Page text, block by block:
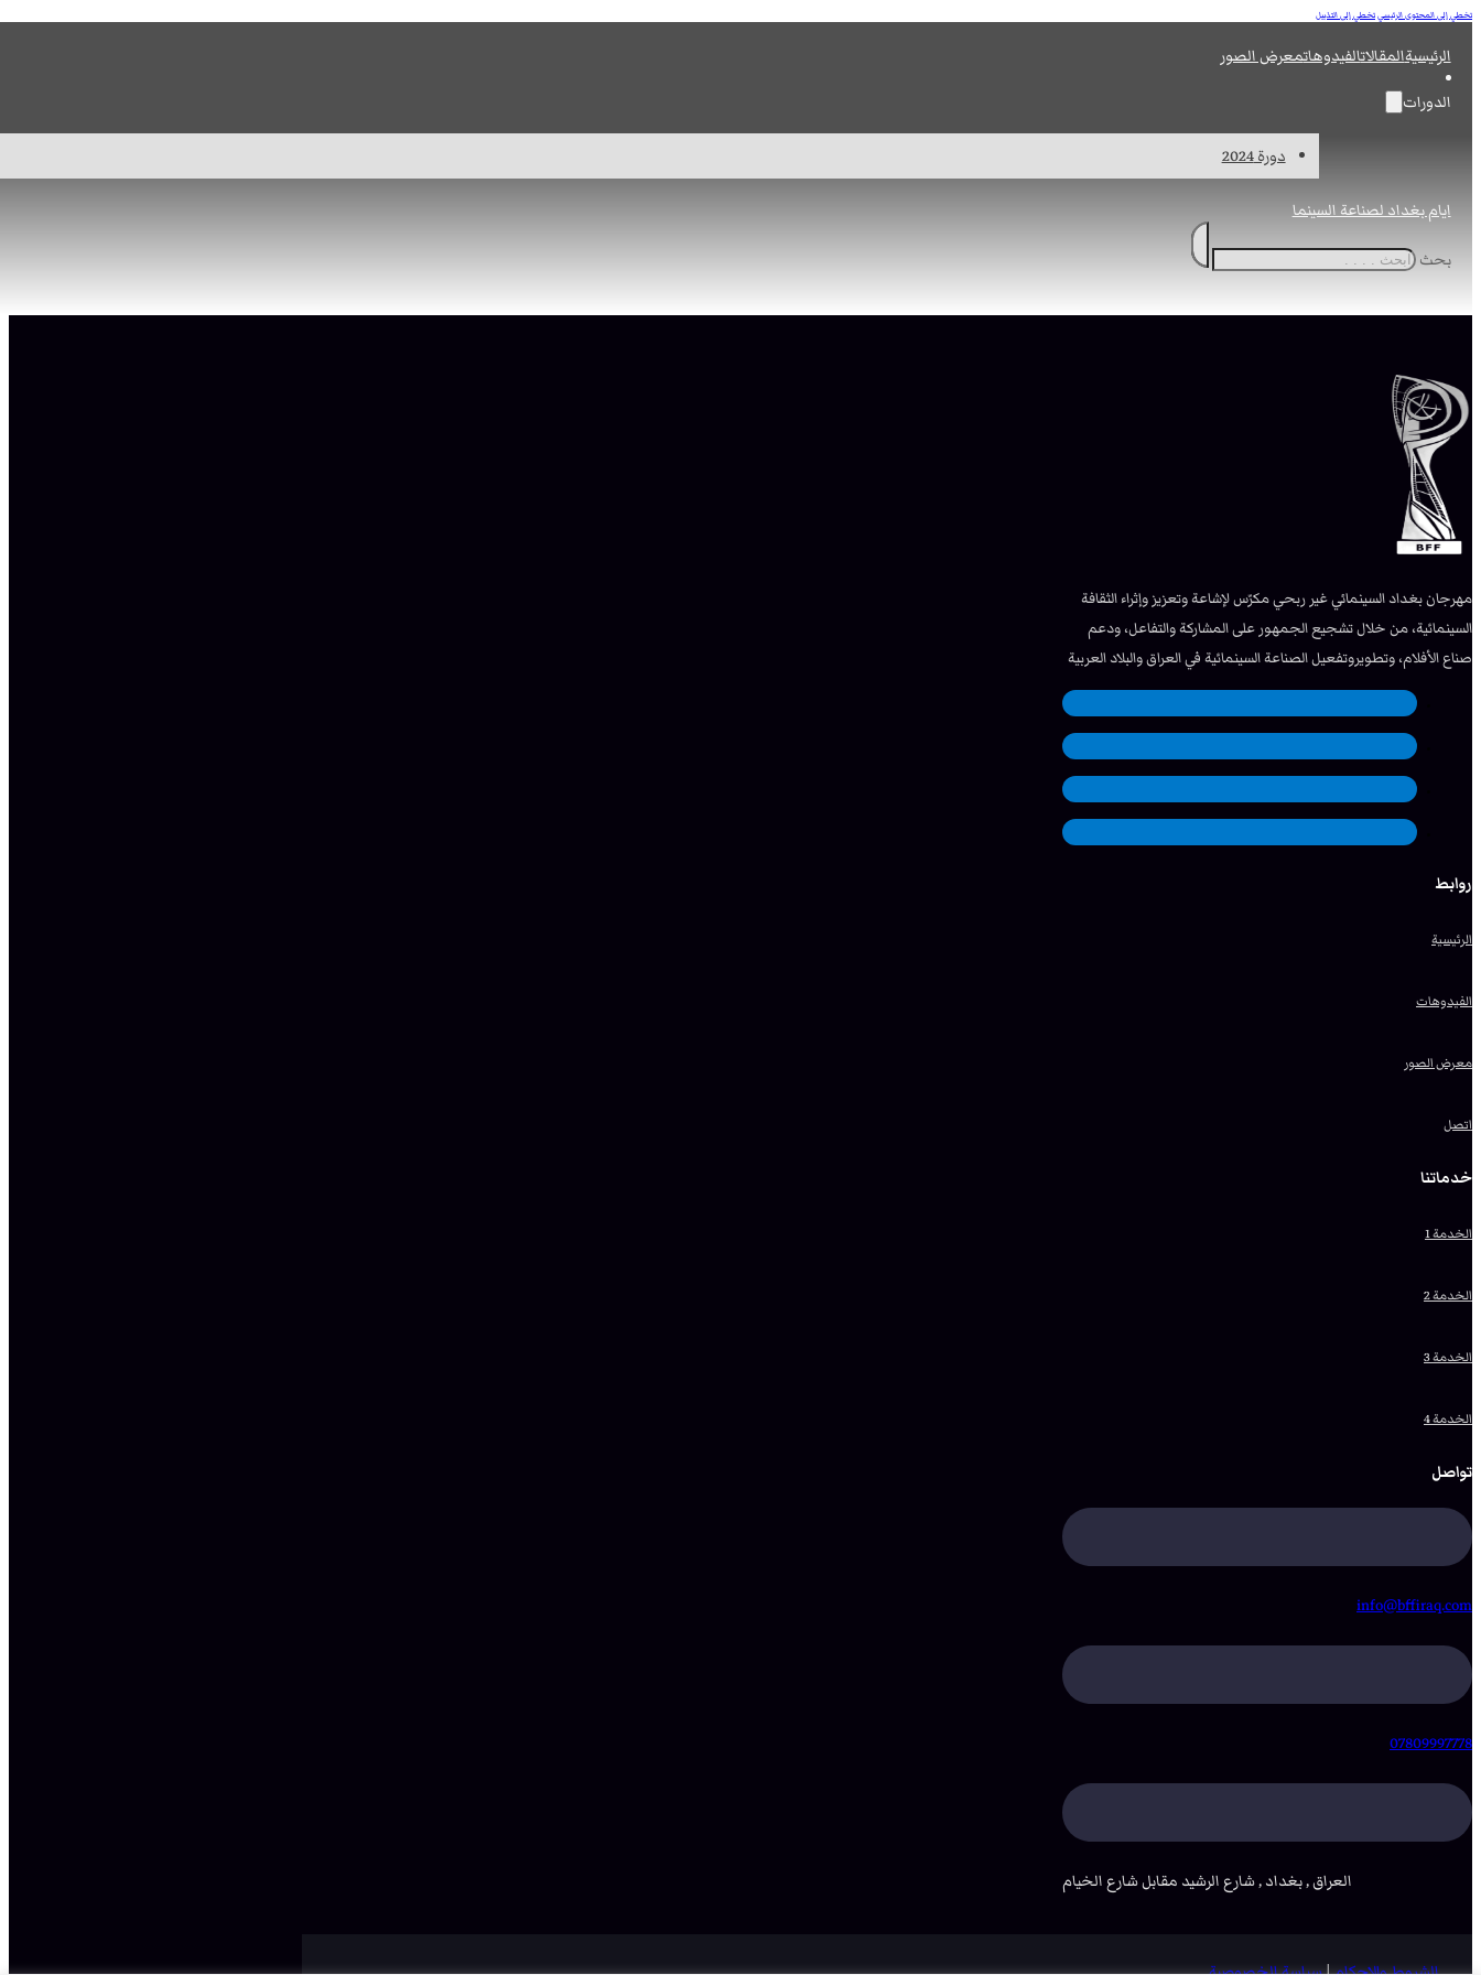
تخطي إلى المحتوى الرئيسيتخطي إلى التذييل
الرئيسيةالمقالاتالفيدوهاتمعرض الصور
الدورات
دورة 2024
ايام بغداد لصناعة السينما
بحث
مهرجان بغداد السينمائي غير ربحي مكرّس لإشاعة وتعزيز وإثراء الثقافة
السينمائية، من خلال تشجيع الجمهور على المشاركة والتفاعل، ودعم
صناع الأفلام، وتطويروتفعيل الصناعة السينمائية في العراق والبلاد العربية
روابط
الرئيسية
الفيدوهات
معرض الصور
اتصل
خدماتنا
الخدمة 1
الخدمة 2
الخدمة 3
الخدمة 4
تواصل
info@bffiraq.com
07809997778
العراق , بغداد , شارع الرشيد مقابل شارع الخيام